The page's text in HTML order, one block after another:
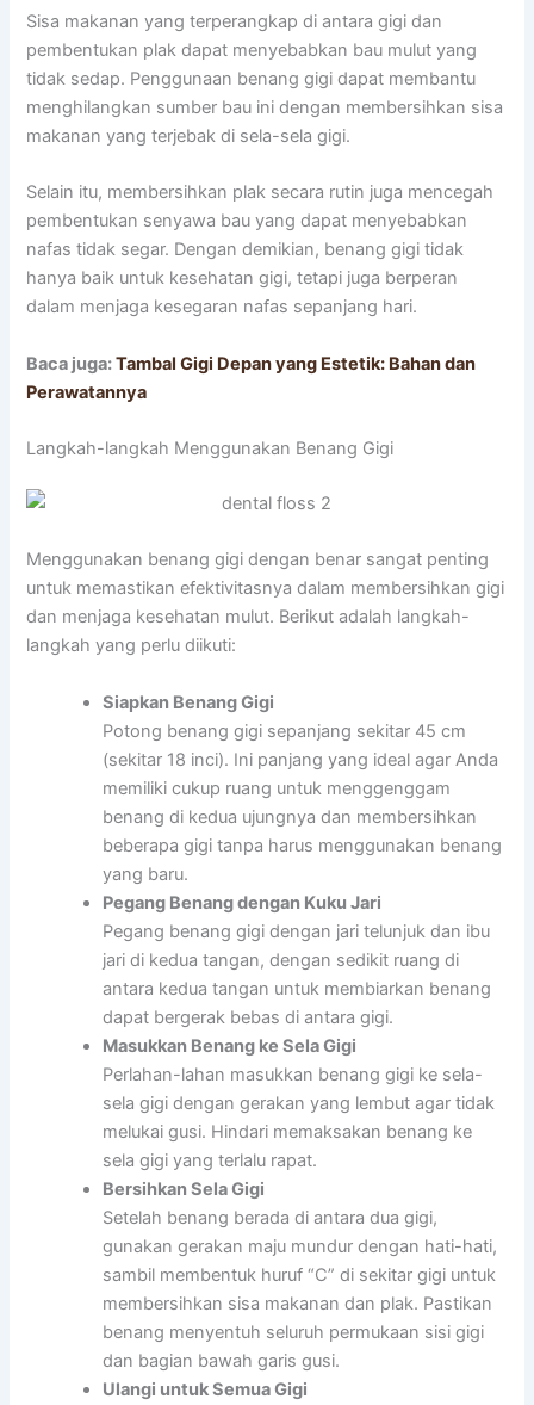
Sisa makanan yang terperangkap di antara gigi dan
pembentukan plak dapat menyebabkan bau mulut yang
tidak sedap. Penggunaan benang gigi dapat membantu
menghilangkan sumber bau ini dengan membersihkan sisa
makanan yang terjebak di sela-sela gigi.
Selain itu, membersihkan plak secara rutin juga mencegah
pembentukan senyawa bau yang dapat menyebabkan
nafas tidak segar. Dengan demikian, benang gigi tidak
hanya baik untuk kesehatan gigi, tetapi juga berperan
dalam menjaga kesegaran nafas sepanjang hari.
Baca juga:Tambal Gigi Depan yang Estetik: Bahan dan
Perawatannya
Langkah-langkah Menggunakan Benang Gigi
Menggunakan benang gigi dengan benar sangat penting
untuk memastikan efektivitasnya dalam membersihkan gigi
dan menjaga kesehatan mulut. Berikut adalah langkah-
langkah yang perlu diikuti:
Siapkan Benang Gigi
Potong benang gigi sepanjang sekitar 45 cm
(sekitar 18 inci). Ini panjang yang ideal agar Anda
memiliki cukup ruang untuk menggenggam
benang di kedua ujungnya dan membersihkan
beberapa gigi tanpa harus menggunakan benang
yang baru.
Pegang Benang dengan Kuku Jari
Pegang benang gigi dengan jari telunjuk dan ibu
jari di kedua tangan, dengan sedikit ruang di
antara kedua tangan untuk membiarkan benang
dapat bergerak bebas di antara gigi.
Masukkan Benang ke Sela Gigi
Perlahan-lahan masukkan benang gigi ke sela-
sela gigi dengan gerakan yang lembut agar tidak
melukai gusi. Hindari memaksakan benang ke
sela gigi yang terlalu rapat.
Bersihkan Sela Gigi
Setelah benang berada di antara dua gigi,
gunakan gerakan maju mundur dengan hati-hati,
sambil membentuk huruf “C” di sekitar gigi untuk
membersihkan sisa makanan dan plak. Pastikan
benang menyentuh seluruh permukaan sisi gigi
dan bagian bawah garis gusi.
Ulangi untuk Semua Gigi